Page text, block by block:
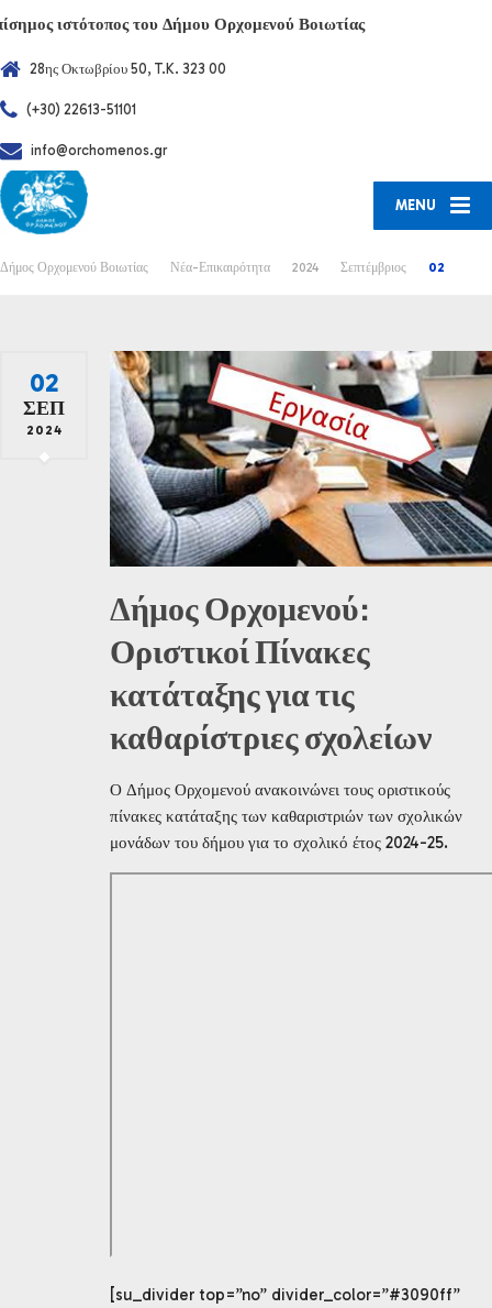
ιστότοπος του Δήμου Ορχομενού Βοιωτίας
28ης Οκτωβρίου 50, T.K. 323 00
(+30) 22613-51101
info@orchomenos.gr
MENU
Δήμος Ορχομενού Βοιωτίας Νέα-Επικαιρότητα 2024 Σεπτέμβριος 02
02
ΣΕΠ
2024
Δήμος Ορχομενού:
Οριστικοί Πίνακες
κατάταξης για τις
καθαρίστριες σχολείων
Ο Δήμος Ορχομενού ανακοινώνει τους οριστικούς
πίνακες κατάταξης των καθαριστριών των σχολικών
μονάδων του δήμου για το σχολικό έτος 2024-25.
[su_divider top=”no” divider_color=”#3090ff”